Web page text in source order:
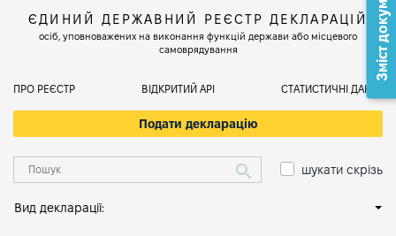
ЄДИНИЙ ДЕРЖАВНИЙ РЕЄСТР ДЕКЛАРАЦІЙ
осіб, уповноважених на виконання функцій держави або місцевого
самоврядування
ПРО РЕЄСТР ВІДКРИТИЙ АРІ СТАТИСТИЧНІ ДАНІ
Подати декларацію
шукати скрізь
Вид декларації:
Зміст документа